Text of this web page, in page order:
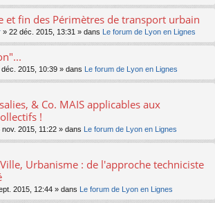
et fin des Périmètres de transport urbain
» 22 déc. 2015, 13:31 » dans Le forum de Lyon en Lignes
déc. 2015, 10:39 » dans Le forum de Lyon en Lignes
& Co. MAIS applicables aux
!
nov. 2015, 11:22 » dans Le forum de Lyon en Lignes
Urbanisme : de l'approche techniciste
2015, 12:44 » dans Le forum de Lyon en Lignes